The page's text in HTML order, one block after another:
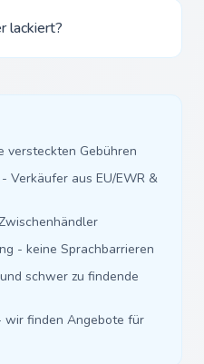
lackiert?
versteckten Gebühren
Verkäufer aus EU/EWR &
- keine Sprachbarrieren
schwer zu findende
wir finden Angebote für